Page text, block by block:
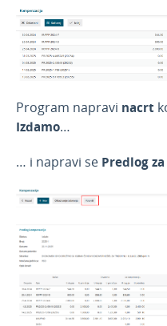
Program napravi nacrt
Izdamo…
… i napravi se Predlog